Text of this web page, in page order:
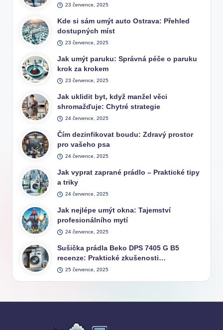
23 července, 2025
Kde si sám umýt auto Ostrava: Přehled
dostupných míst
23 července, 2025
Jak umýt paruku: Správná péče o paruku
krok za krokem
23 července, 2025
Jak uklidit byt, když manžel věci
shromažďuje: Chytré strategie
24 července, 2025
Čím dezinfikovat boudu: Zdravý prostor
pro vašeho psa
24 července, 2025
Jak vyprat zaprané prádlo – Praktické tipy
a triky
24 července, 2025
Jak nejlépe umýt okna: Tajemství
profesionálního mytí
24 července, 2025
Sušička prádla Beko DPS 7405 G B5
recenze: Praktické zkušenosti…
25 července, 2025